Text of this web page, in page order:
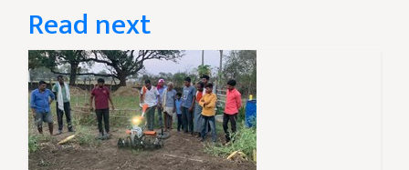
Read next